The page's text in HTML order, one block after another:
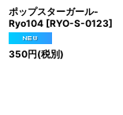
ポップスターガール-
Ryo104 [RYO-S-0123]
350円(税別)